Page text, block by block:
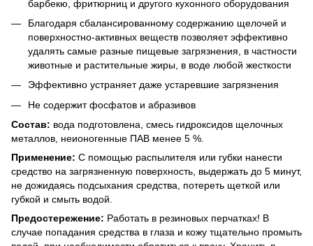
барбекю, фритюрниц и другого кухонного оборудования
Благодаря сбалансированному содержанию щелочей и
поверхностно-активных веществ позволяет эффективно
удалять самые разные пищевые загрязнения, в частности
животные и растительные жиры, в воде любой жесткости
Эффективно устраняет даже устаревшие загрязнения
Не содержит фосфатов и абразивов
Состав: вода подготовлена, смесь гидроксидов щелочных
металлов, неионогенные ПАВ менее 5 %.
Применение: С помощью распылителя или губки нанести
средство на загрязненную поверхность, выдержать до 5 минут,
не дожидаясь подсыхания средства, потереть щеткой или
губкой и смыть водой.
Предостережение: Работать в резиновых перчатках! В
случае попадания средства в глаза и кожу тщательно промыть